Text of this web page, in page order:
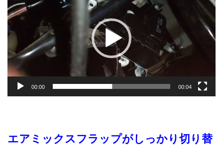
プ
レ
ー
ヤ
ー
00:00 00:04
エアミックスフラップがしっかり切り替